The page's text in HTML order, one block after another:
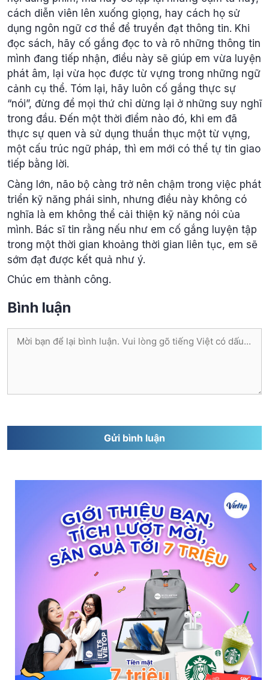
cách diễn viên lên xuống giọng, hay cách họ sử
dụng ngôn ngữ cơ thể để truyền đạt thông tin. Khi
đọc sách, hãy cố gắng đọc to và rõ những thông tin
mình đang tiếp nhận, điều này sẽ giúp em vừa luyện
phát âm, lại vừa học được từ vựng trong những ngữ
cảnh cụ thể. Tóm lại, hãy luôn cố gắng thực sự
“nói”, đừng để mọi thứ chỉ dừng lại ở những suy nghĩ
trong đầu. Đến một thời điểm nào đó, khi em đã
thực sự quen và sử dụng thuần thục một từ vựng,
một cấu trúc ngữ pháp, thì em mới có thể tự tin giao
tiếp bằng lời.
Càng lớn, não bộ càng trở nên chậm trong việc phát
triển kỹ năng phái sinh, nhưng điều này không có
nghĩa là em không thể cải thiện kỹ năng nói của
mình. Bác sĩ tin rằng nếu như em cố gắng luyện tập
trong một thời gian khoảng thời gian liên tục, em sẽ
sớm đạt được kết quả như ý.
Chúc em thành công.
Bình luận
Bình